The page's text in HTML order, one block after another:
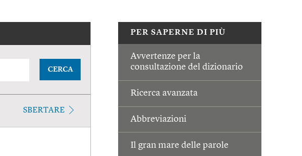
PER SAPERNE DI PIÙ
Avvertenze per la
consultazione del dizionario
Ricerca avanzata
Abbreviazioni
Il gran mare delle parole
CERCA
SBERTARE